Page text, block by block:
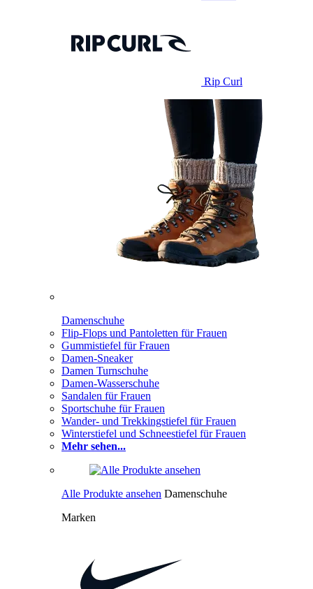
Rip Curl
Damenschuhe
Flip-Flops und Pantoletten für Frauen
Gummistiefel für Frauen
Damen-Sneaker
Damen Turnschuhe
Damen-Wasserschuhe
Sandalen für Frauen
Sportschuhe für Frauen
Wander- und Trekkingstiefel für Frauen
Winterstiefel und Schneestiefel für Frauen
Mehr sehen...
Alle Produkte ansehen Damenschuhe
Marken